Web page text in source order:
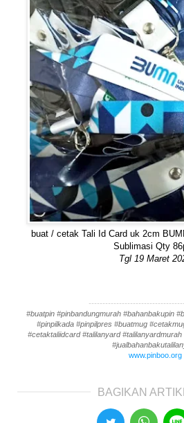
buat / cetak Tali Id Card uk 2cm
Sublimasi Qty
Tgl 19 Maret
#buatpin #pinbandungmurah #bahanbakupin
#pinpilkada #pinpilpres #buatmug
#cetaktaliidcard #talilanyard
www.pinboo.org
BAGIKAN